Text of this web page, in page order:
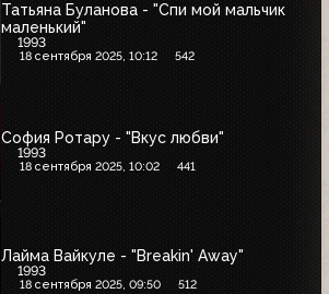
Татьяна Буланова - "Спи мой мальчик
маленький"
1993
18 сентября 2025, 10:12 542
София Ротару - "Вкус любви"
1993
18 сентября 2025, 10:02 441
Лайма Вайкуле - "Breakin' Away"
1993
18 сентября 2025, 09:50 512